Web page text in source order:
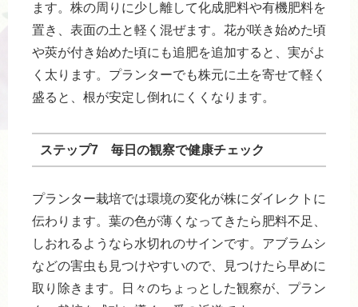
ます。株の周りに少し離して化成肥料や有機肥料を
置き、表面の土と軽く混ぜます。花が咲き始めた頃
や莢が付き始めた頃にも追肥を追加すると、実がよ
く太ります。プランターでも株元に土を寄せて軽く
盛ると、根が安定し倒れにくくなります。
ステップ7 毎日の観察で健康チェック
プランター栽培では環境の変化が株にダイレクトに
伝わります。葉の色が薄くなってきたら肥料不足、
しおれるようなら水切れのサインです。アブラムシ
などの害虫も見つけやすいので、見つけたら早めに
取り除きます。日々のちょっとした観察が、プラン